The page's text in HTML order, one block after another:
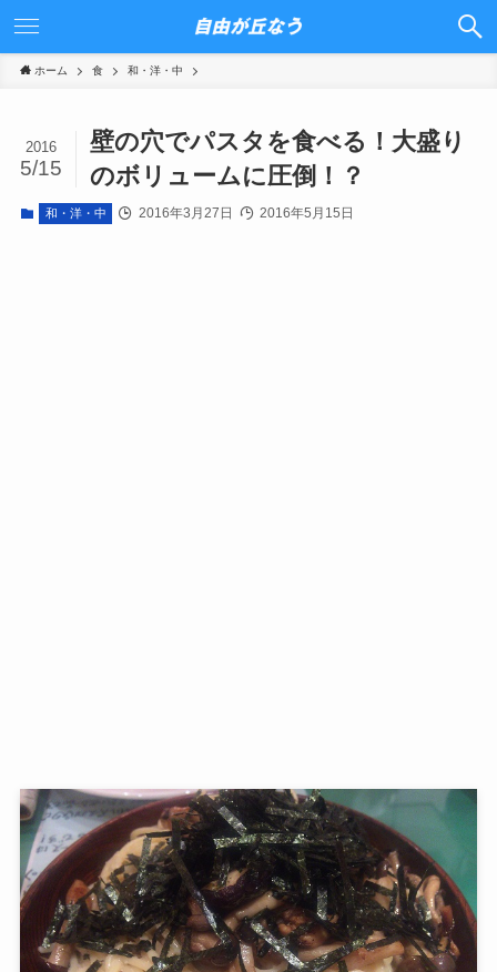
ホーム 食 和・洋・中
壁の穴でパスタを食べる！大盛り
のボリュームに圧倒！？
2016
5/15
和・洋・中 2016年3月27日 2016年5月15日